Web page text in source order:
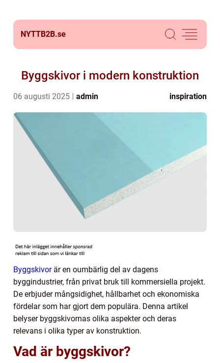
NYTTB2B.se
Byggskivor i modern konstruktion
06 augusti 2025 admin inspiration
Byggskivorär en oumbärlig del av dagens
byggindustrier, från privat bruk till kommersiella projekt.
De erbjuder mångsidighet, hållbarhet och ekonomiska
fördelar som har gjort dem populära. Denna artikel
belyser byggskivornas olika aspekter och deras
relevans i olika typer av konstruktion.
Vad är byggskivor?